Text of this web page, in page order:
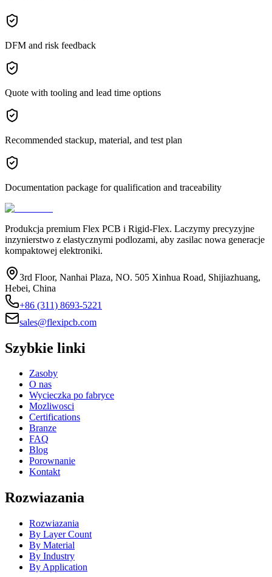
DFM and risk feedback
Quote with tooling and lead time options
Recommended stackup, material, and test plan
Documentation package for qualification and traceability
Produkcja premium Flex PCB i Rigid-Flex. Laczymy precyzyjne
inzynierstwo z elastycznymi podlozami, aby zasilac nowa generacje
kompaktowej elektroniki.
3rd Floor, Nanhai Plaza, NO. 505 Xinhua Road, Shijiazhuang,
Hebei, China
+86 (311) 8693-5221
sales@flexipcb.com
Szybkie linki
Zasoby
O nas
Wycieczka po fabryce
Mozliwosci
Certifications
Branze
FAQ
Blog
Porownanie
Kontakt
Rozwiazania
Rozwiazania
By Layer Count
By Material
By Industry
By Application